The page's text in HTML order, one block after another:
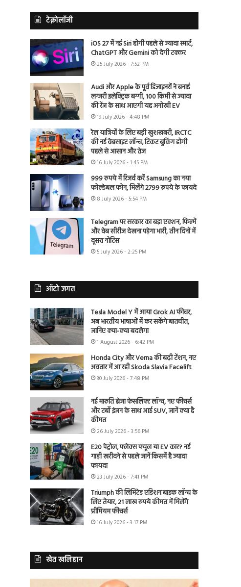
टेक्नोलॉजी
iOS 27 में नई Siri होगी पहले से ज्यादा स्मार्ट,
ChatGPT और Gemini को देगी टक्कर
25 July 2026 - 7:52 PM
Audi और Apple के पूर्व डिजाइनरों ने बनाई
लग्जरी इलेक्ट्रिक बग्गी, 100 किमी से ज्यादा
की रेंज के साथ आएगी यह अनोखी EV
19 July 2026 - 4:48 PM
रेल यात्रियों के लिए बड़ी खुशखबरी, IRCTC
की नई वेबसाइट लॉन्च, टिकट बुकिंग होगी
पहले से आसान और तेज
16 July 2026 - 1:45 PM
999 रुपये में रिजर्व करें Samsung का नया
फोल्डेबल फोन, मिलेंगे 2799 रुपये के फायदे
8 July 2026 - 5:54 PM
Telegram पर सरकार का बड़ा एक्शन, फिल्में
और वेब सीरीज देखना पड़ेगा भारी, तीन दिनों में
दूसरा नोटिस
5 July 2026 - 2:25 PM
ऑटो जगत
Tesla Model Y में आया Grok AI फीचर,
अब भारतीय भाषाओं में कर सकेंगे बातचीत,
जानिए क्या-क्या बदलेगा
1 August 2026 - 6:42 PM
Honda City और Verna की बढ़ी टेंशन, नए
अवतार में आ रही Skoda Slavia Facelift
30 July 2026 - 7:48 PM
नई मारुति ब्रेजा फेसलिफ्ट लॉन्च, नए फीचर्स
और टर्बो इंजन के साथ आई SUV, जानें क्या है
कीमत
26 July 2026 - 3:56 PM
E20 पेट्रोल, फ्लेक्स फ्यूल या EV कार? नई
गाड़ी खरीदने से पहले जानें किसमें है ज्यादा
फायदा
23 July 2026 - 7:41 PM
Triumph की लिमिटेड एडिशन बाइक लॉन्च के
लिए तैयार, 21 लाख रुपये कीमत में मिलेंगे
प्रीमियम फीचर्स
16 July 2026 - 3:17 PM
खेत खलिहान